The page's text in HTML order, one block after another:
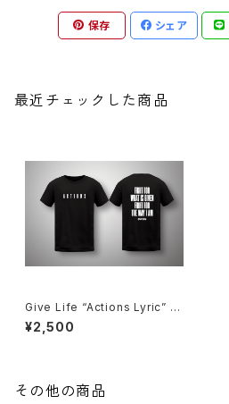
保存 シェア
最近チェックした商品
Give Life “Actions Lyric” T
ee
¥2,500
その他の商品